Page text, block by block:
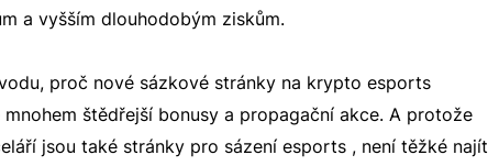
a vyšším dlouhodobým ziskům.
proč nové sázkové stránky na krypto esports
štědřejší bonusy a propagační akce. A protože
jsou také stránky pro sázení esports , není těžké najít